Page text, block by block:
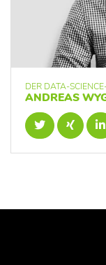
DER DATA-
ANDREAS